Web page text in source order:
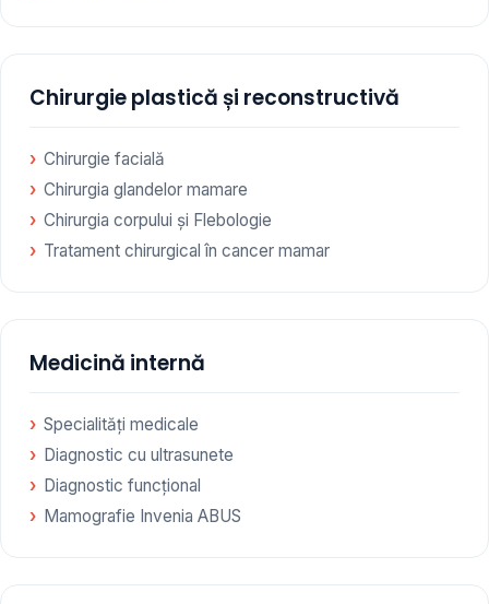
Chirurgie plastică și reconstructivă
Chirurgie facială
Chirurgia glandelor mamare
Chirurgia corpului și Flebologie
Tratament chirurgical în cancer mamar
Medicină internă
Specialități medicale
Diagnostic cu ultrasunete
Diagnostic funcțional
Mamografie Invenia ABUS